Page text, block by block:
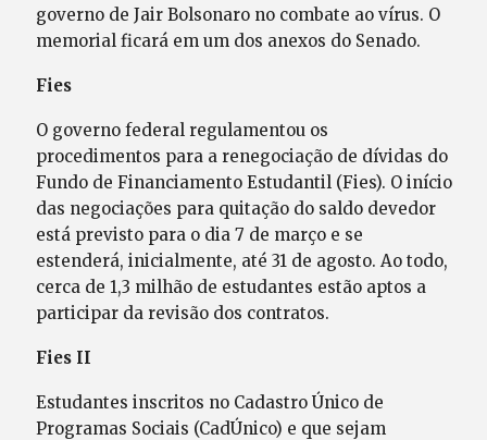
governo de Jair Bolsonaro no combate ao vírus. O
memorial ficará em um dos anexos do Senado.
Fies
O governo federal regulamentou os
procedimentos para a renegociação de dívidas do
Fundo de Financiamento Estudantil (Fies). O início
das negociações para quitação do saldo devedor
está previsto para o dia 7 de março e se
estenderá, inicialmente, até 31 de agosto. Ao todo,
cerca de 1,3 milhão de estudantes estão aptos a
participar da revisão dos contratos.
Fies II
Estudantes inscritos no Cadastro Único de
Programas Sociais (CadÚnico) e que sejam